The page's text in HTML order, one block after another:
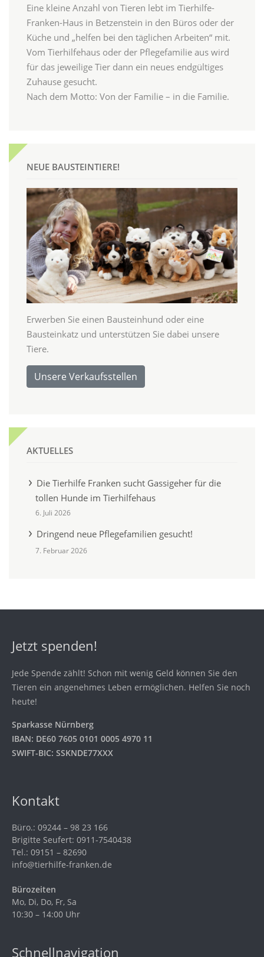
Eine kleine Anzahl von Tieren lebt im Tierhilfe-
Franken-Haus in Betzenstein in den Büros oder der
Küche und „helfen bei den täglichen Arbeiten“ mit.
Vom Tierhilfehaus oder der Pflegefamilie aus wird
für das jeweilige Tier dann ein neues endgültiges
Zuhause gesucht.
Nach dem Motto: Von der Familie – in die Familie.
NEUE BAUSTEINTIERE!
Erwerben Sie einen Bausteinhund oder eine
Bausteinkatz und unterstützen Sie dabei unsere
Tiere.
Unsere Verkaufsstellen
AKTUELLES
Die Tierhilfe Franken sucht Gassigeher für die
tollen Hunde im Tierhilfehaus
6. Juli 2026
Dringend neue Pflegefamilien gesucht!
7. Februar 2026
Jetzt spenden!
Jede Spende zählt! Schon mit wenig Geld können Sie den
Tieren ein angenehmes Leben ermöglichen. Helfen Sie noch
heute!
Sparkasse Nürnberg
IBAN: DE60 7605 0101 0005 4970 11
SWIFT-BIC: SSKNDE77XXX
Kontakt
Büro.: 09244 – 98 23 166
Brigitte Seufert: 0911-7540438
Tel.: 09151 – 82690
info@tierhilfe-franken.de
Bürozeiten
Mo, Di, Do, Fr, Sa
10:30 – 14:00 Uhr
Schnellnavigation